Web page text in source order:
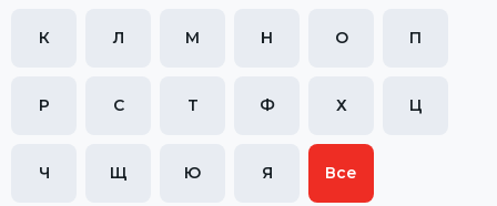
К Л М Н О П
Р С Т Ф Х Ц
Ч Щ Ю Я Все